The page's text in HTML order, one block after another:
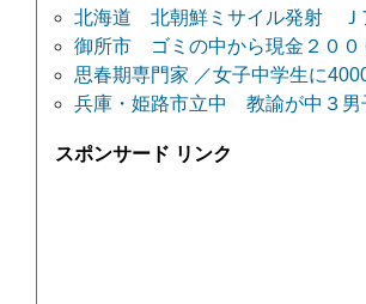
北海道 北朝鮮ミサイル発射 Ｊ
御所市 ゴミの中から現金２００
思春期専門家 ／女子中学生に
兵庫・姫路市立中 教諭が中３男
スポンサード リンク